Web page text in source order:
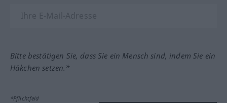
Bitte bestätigen Sie, dass Sie ein Mensch sind, indem Sie ein
Häkchen setzen.*
*Pflichtfeld